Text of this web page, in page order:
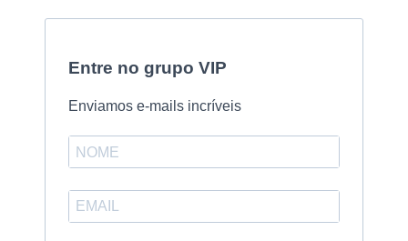
Entre no grupo VIP
Enviamos e-mails incríveis